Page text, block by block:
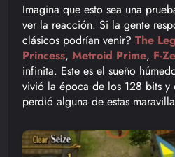
Imagina que esto sea una
ver la reacción. Si la gente
clásicos podrían venir? The
Princess, Metroid Prime, F-
infinita. Este es el sueño
vivió la época de los 128 bits
perdió alguna de estas